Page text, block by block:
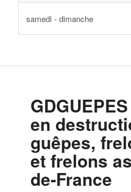
samedi - dimanche
GDGUEPES
en
guêpes,
et frelons
de-France